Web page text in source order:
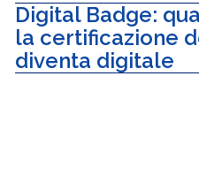
Digital Badge:
la certificazione
diventa digitale